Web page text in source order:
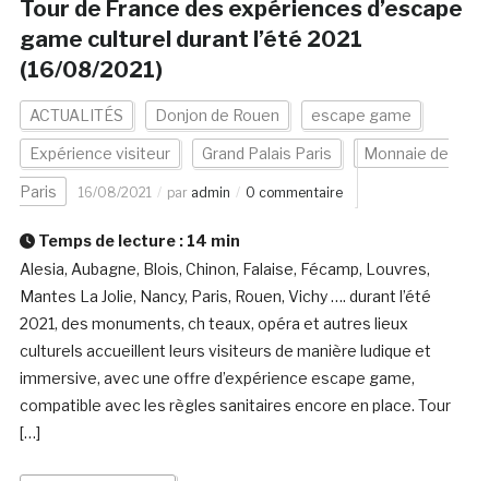
Tour de France des expériences d’escape
game culturel durant l’été 2021
(16/08/2021)
ACTUALITÉS Donjon de Rouen escape game
Expérience visiteur Grand Palais Paris Monnaie de
Paris 16/08/2021 par admin 0 commentaire
Temps de lecture : 14 min
Alesia, Aubagne, Blois, Chinon, Falaise, Fécamp, Louvres,
Mantes La Jolie, Nancy, Paris, Rouen, Vichy …. durant l’été
2021, des monuments, ch teaux, opéra et autres lieux
culturels accueillent leurs visiteurs de manière ludique et
immersive, avec une offre d’expérience escape game,
compatible avec les règles sanitaires encore en place. Tour
[…]